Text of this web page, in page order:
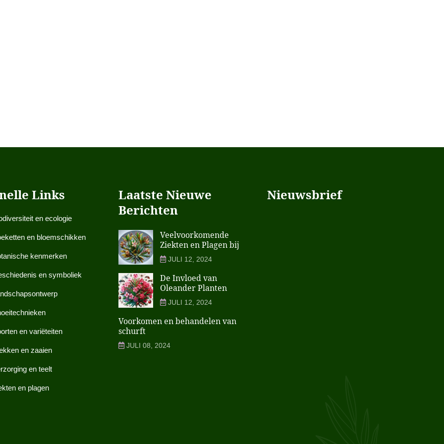
Links
en ecologie
en bloemschikken
kenmerken
en symboliek
en variëteiten
en zaaien
en teelt
en plagen
Laatste Nieuwe
Berichten
Veelvoorkomende
Ziekten en Plagen bij
JULI 12, 2024
De Invloed van
Oleander Planten
JULI 12, 2024
Voorkomen en behandelen van
schurft
JULI 08, 2024
Nieuwsbrief